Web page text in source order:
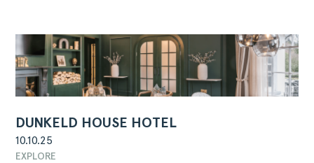
DUNKELD HOUSE HOTEL
10.10.25
EXPLORE